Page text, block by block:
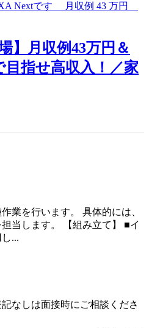
】月収例43万円＆
目指せ高収入！／家
業を行います。 具体的には、
当します。 【組み立て】 ■イ
...
なしは面接時にご相談くださ